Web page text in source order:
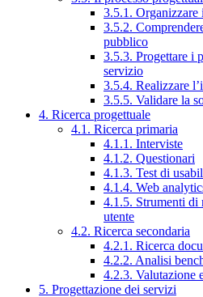
3.5.1. Organizzare
3.5.2.
pubblico
3.5.3. Progettare i
servizio
3.5.4. Realizzare
3.5.5. Validare la
4. Ricerca progettuale
4.1. Ricerca primaria
4.1.1. Interviste
4.1.2. Questionari
4.1.3. Test di
4.1.4. Web
4.1.5. Strumenti di
utente
4.2. Ricerca secondaria
4.2.1. Ricerca
4.2.2. Analisi
4.2.3. Valutazione
5. Progettazione dei servizi